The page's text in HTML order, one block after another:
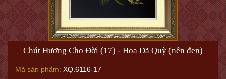
Chút Hương Cho Đời (17) - Hoa Dã Quỳ (nền đen)
Mã sản phẩm: XQ.6116-17